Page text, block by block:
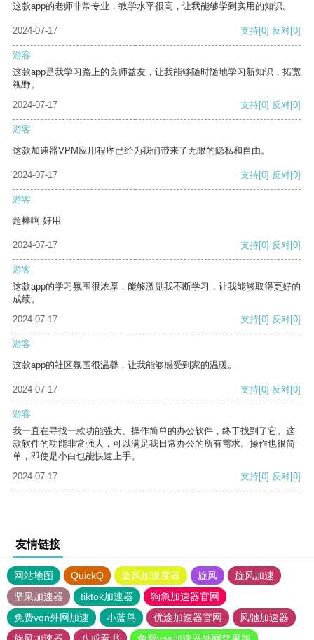
这款app的老师非常专业，教学水平很高，让我能够学到实用的知识。
2024-07-17 支持[0] 反对[0]
游客
这款app是我学习路上的良师益友，让我能够随时随地学习新知识，拓宽
视野。
2024-07-17
支持[0] 反对[0]
游客
这款加速器VPM应用程序已经为我们带来了无限的隐私和自由。
2024-07-17 支持[0] 反对[0]
游客
超棒啊 好用
2024-07-17 支持[0] 反对[0]
游客
这款app的学习氛围很浓厚，能够激励我不断学习，让我能够取得更好的
成绩。
2024-07-17
支持[0] 反对[0]
游客
这款app的社区氛围很温馨，让我能够感受到家的温暖。
2024-07-17 支持[0] 反对[0]
游客
我一直在寻找一款功能强大、操作简单的办公软件，终于找到了它。这
款软件的功能非常强大，可以满足我日常办公的所有需求。操作也很简
单，即使是小白也能快速上手。
2024-07-17
支持[0] 反对[0]
友情链接
网站地图 QuickQ 旋风加速度器 旋风
旋风加速
坚果加速器
tiktok加速器
狗急加速器官网
免费vqn外网加速
小蓝鸟 优途加速器官网
风驰加速器